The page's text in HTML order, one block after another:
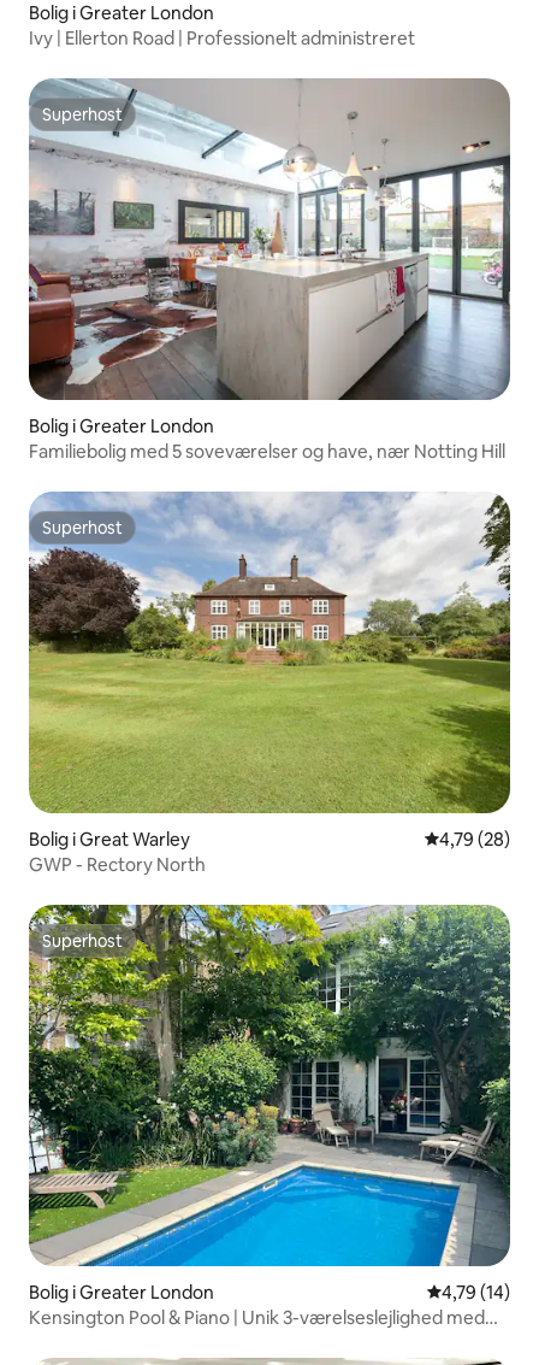
Bolig i Greater London
Ivy | Ellerton Road | Professionelt administreret
Superhost
Superhost
Bolig i Greater London
Familiebolig med 5 soveværelser og have, nær Notting Hill
Superhost
Superhost
Bolig i Great Warley 4,79 ud af 5 i
4,79 (28)
GWP - Rectory North
Superhost
Superhost
Bolig i Greater London 4,79 ud af 5
4,79 (14)
Kensington Pool & Piano | Unik 3-værelseslejlighed med